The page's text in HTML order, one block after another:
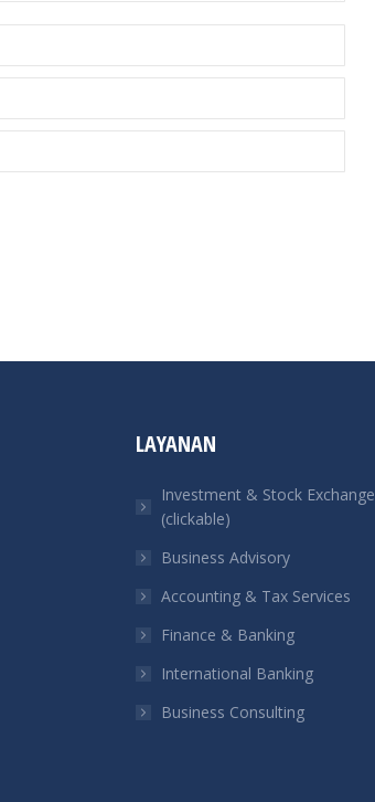
LAYANAN
Investment & Stock Exchange
(clickable)
Business Advisory
Accounting & Tax Services
Finance & Banking
International Banking
Business Consulting